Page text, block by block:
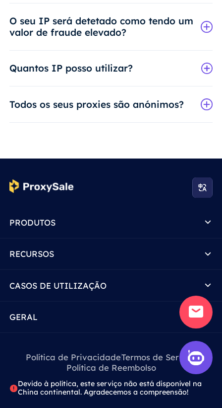
O seu IP será detetado como tendo um
valor de fraude elevado?
Quantos IP posso utilizar?
Todos os seus proxies são anónimos?
PRODUTOS
RECURSOS
CASOS DE UTILIZAÇÃO
GERAL
Política de PrivacidadeTermos de Serviço
Política de Reembolso
Devido à política, este serviço não está disponível na
China continental. Agradecemos a compreensão!